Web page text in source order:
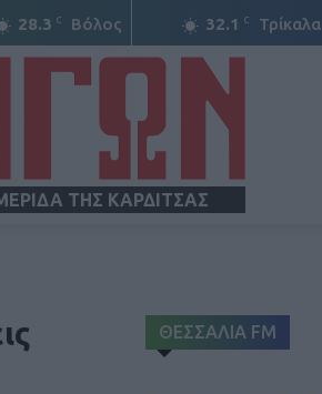
28.3 C Βόλος 32.1 C Τρίκαλα
ΤΗΣ ΚΑΡΔΙΤΣΑΣ
ΘΕΣΣΑΛΙΑ FM